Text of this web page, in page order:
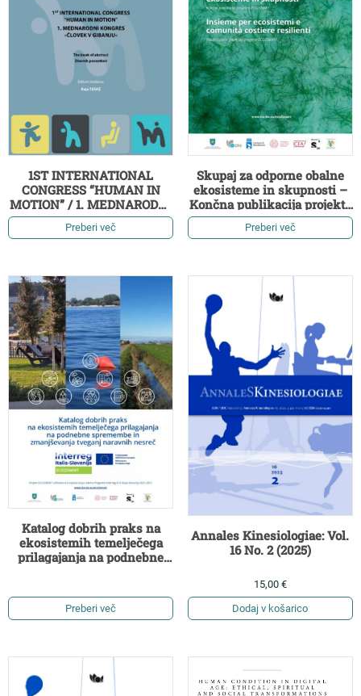
1ST INTERNATIONAL
CONGRESS “HUMAN IN
MOTION” / 1. MEDNARODNI
KONGRES »ČLOVEK V
GIBANJU«
Preberi več
Skupaj za odporne obalne
ekosisteme in skupnosti –
Končna publikacija projekta
ECO2SMART
Preberi več
Katalog dobrih praks na
ekosistemih temelječega
prilagajanja na podnebne
naravnih nesreč
Preberi več
Annales Kinesiologiae: Vol.
16 No. 2 (2025)
15,00 €
Dodaj v košarico